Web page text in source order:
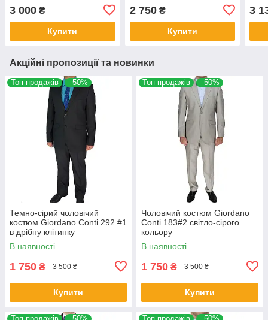
3 000 ₴
Купити
2 750₴
Купити
3
Акційні пропозиції та новинки
Топ продажів –50%
Темно-сірий чоловічий
костюм Giordano Conti 292 #1
в дрібну клітинку
В наявності
1 750 ₴ 3 500 ₴
Купити
Топ продажів –50%
Чоловічий костюм Giordano
Conti 183#2 світло-сірого
кольору
В наявності
1 750 ₴ 3 500 ₴
Купити